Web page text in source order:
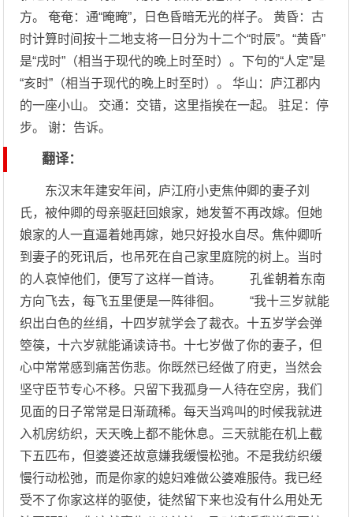
方。 奄奄：通“晻晻”，日色昏暗无光的样子。 黄昏：古
时计算时间按十二地支将一日分为十二个“时辰”。“黄昏”
是“戌时”（相当于现代的晚上时至时）。下句的“人定”是
“亥时”（相当于现代的晚上时至时）。 华山：庐江郡内
的一座小山。 交通：交错，这里指挨在一起。 驻足：停
步。 谢：告诉。
翻译：
东汉末年建安年间，庐江府小吏焦仲卿的妻子刘
氏，被仲卿的母亲驱赶回娘家，她发誓不再改嫁。但她
娘家的人一直逼着她再嫁，她只好投水自尽。焦仲卿听
到妻子的死讯后，也吊死在自己家里庭院的树上。当时
的人哀悼他们，便写了这样一首诗。 孔雀朝着东南
方向飞去，每飞五里便是一阵徘徊。 “我十三岁就能
织出白色的丝绢，十四岁就学会了裁衣。十五岁学会弹
箜篌，十六岁就能诵读诗书。十七岁做了你的妻子，但
心中常常感到痛苦伤悲。你既然已经做了府吏，当然会
坚守臣节专心不移。只留下我孤身一人待在空房，我们
见面的日子常常是日渐疏稀。每天当鸡叫的时候我就进
入机房纺织，天天晚上都不能休息。三天就能在机上截
下五匹布，但婆婆还故意嫌我缓慢松弛。不是我纺织缓
慢行动松弛，而是你家的媳妇难做公婆难服侍。我已经
受不了你家这样的驱使，徒然留下来也没有什么用处无